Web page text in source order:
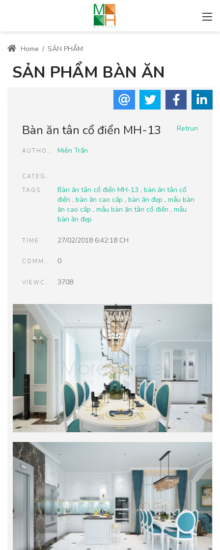
Home / SẢN PHẨM
SẢN PHẨM BÀN ĂN
Retrun
Bàn ăn tân cổ điển MH-13
AUTHOR Miên Trần
CATEGORIES
TAGS
Bàn ăn tân cổ điển MH-13 , bàn ăn tân cổ
điển , bàn ăn cao cấp , bàn ăn đẹp , mẫu bàn
ăn cao cấp , mẫu bàn ăn tân cổ điển , mẫu
bàn ăn đẹp
TIME 27/02/2018 6:42:18 CH
COMMENTS 0
VIEWCOUNT 3708